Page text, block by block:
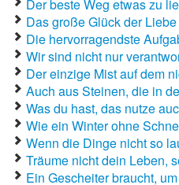
Facebook Sprüche
Fußballsprüche
Gute Nacht Sprüche
Gute Sprüche
Guten Morgen Sprüche
Der beste Weg etwas zu
Das große Glück der
Die hervorragendste
Wir sind nicht nur
Der einzige Mist auf dem
Auch aus Steinen, die in
Was du hast, das nutze
Wie ein Winter ohne
Wenn die Dinge nicht so
Träume nicht dein Leben,
Ein Gescheiter braucht,